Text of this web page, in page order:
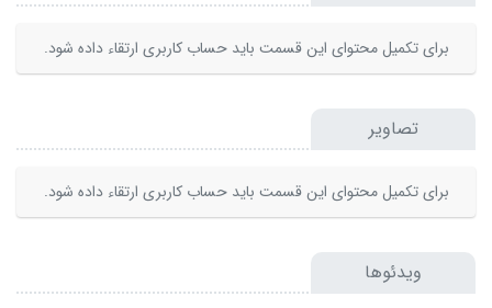
برای تکمیل محتوای این قسمت باید حساب کاربری ارتقاء داده شود.
تصاویر
برای تکمیل محتوای این قسمت باید حساب کاربری ارتقاء داده شود.
ویدئوها